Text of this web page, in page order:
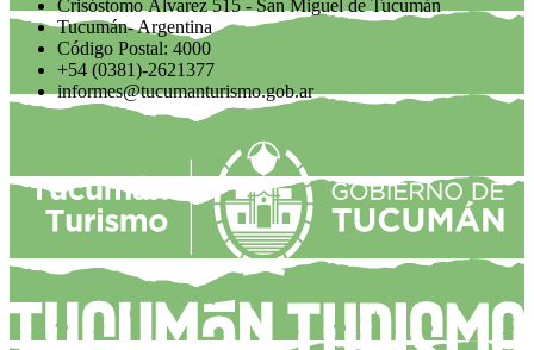
Crisóstomo Álvarez 515 - San Miguel de Tucumán
Tucumán- Argentina
Código Postal: 4000
+54 (0381)-2621377
informes@tucumanturismo.gob.ar